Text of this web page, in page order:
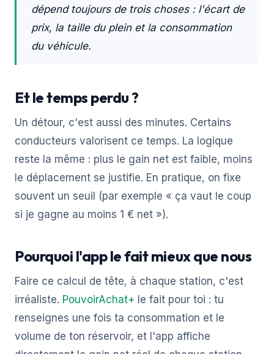
dépend toujours de trois choses : l'écart de
prix, la taille du plein et la consommation
du véhicule.
Et le temps perdu ?
Un détour, c'est aussi des minutes. Certains
conducteurs valorisent ce temps. La logique
reste la même : plus le gain net est faible, moins
le déplacement se justifie. En pratique, on fixe
souvent un seuil (par exemple « ça vaut le coup
si je gagne au moins 1 € net »).
Pourquoi l'app le fait mieux que nous
Faire ce calcul de tête, à chaque station, c'est
irréaliste. PouvoirAchat+ le fait pour toi : tu
renseignes une fois ta consommation et le
volume de ton réservoir, et l'app affiche